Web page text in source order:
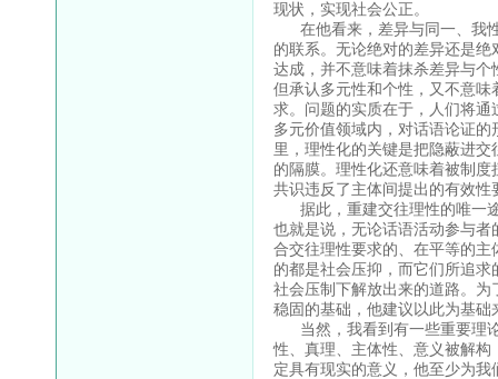
现状，实现社会公正。
在他看来，差异与同一、我性
的联系。无论绝对的差异还是
达成，并不意味着抹杀差异与
但承认多元性和个性，又不意
求。问题的实质在于，人们将
多元价值领域内，对话语论证
里，理性化的关键是把隐蔽进
的隔膜。理性化还意味着被制
共识违反了主体间提出的有效
据此，重建交往理性的唯一途
也就是说，无论话语活动参与
合交往理性要求的、在平等的
的都是社会压抑，而它们所追
社会压制下解放出来的道路。为
稳固的基础，他建议以此为基础
当然，我看到有一些重要理
性、真理、主体性、意义被解
定具有现实的意义，他至少为